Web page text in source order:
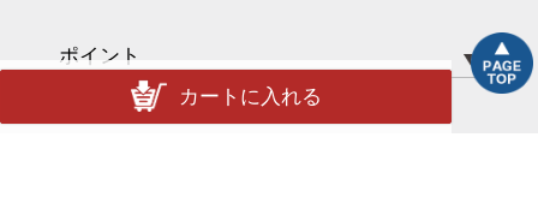
カートに入れる
ポイント